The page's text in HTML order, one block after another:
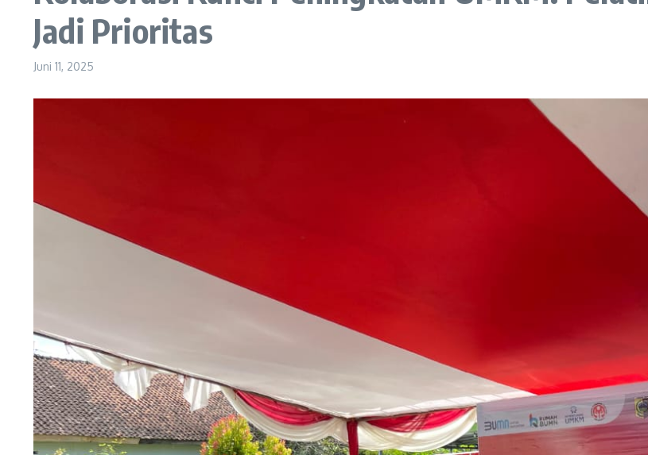
Jadi Prioritas
Juni 11, 2025